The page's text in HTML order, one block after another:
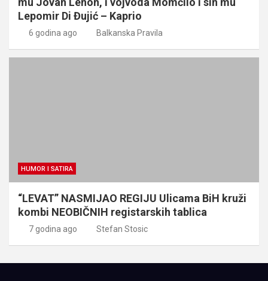
Lepomir Di Đujić – Kaprio
6 godina ago Balkanska Pravila
HUMOR I SATIRA
“LEVAT” NASMIJAO REGIJU Ulicama BiH kruži
kombi NEOBIČNIH registarskih tablica
7 godina ago Stefan Stosic